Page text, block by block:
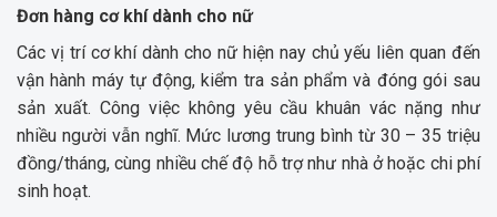
Đơn hàng cơ khí dành cho nữ
Các vị trí cơ khí dành cho nữ hiện nay chủ yếu liên quan đến
vận hành máy tự động, kiểm tra sản phẩm và đóng gói sau
sản xuất. Công việc không yêu cầu khuân vác nặng như
nhiều người vẫn nghĩ. Mức lương trung bình từ 30 – 35 triệu
đồng/tháng, cùng nhiều chế độ hỗ trợ như nhà ở hoặc chi phí
sinh hoạt.